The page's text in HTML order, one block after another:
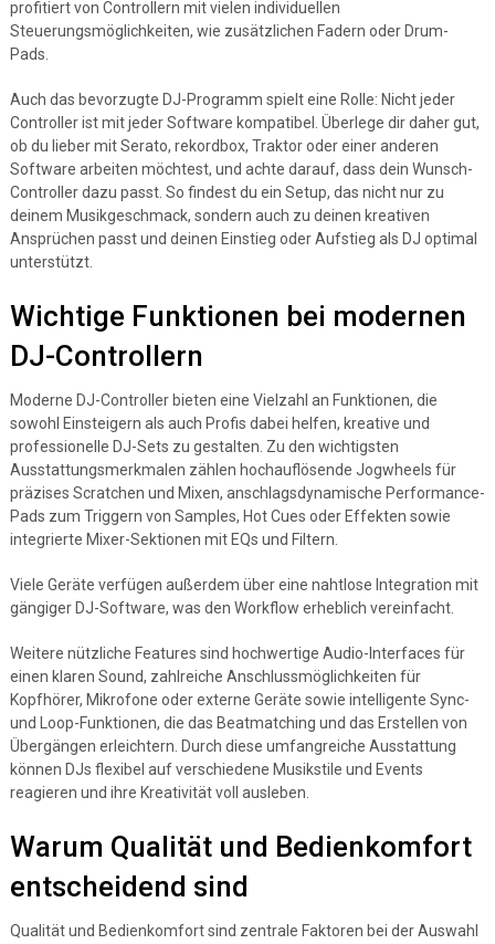
profitiert von Controllern mit vielen individuellen
Steuerungsmöglichkeiten, wie zusätzlichen Fadern oder Drum-
Pads.
Auch das bevorzugte DJ-Programm spielt eine Rolle: Nicht jeder
Controller ist mit jeder Software kompatibel. Überlege dir daher gut,
ob du lieber mit Serato, rekordbox, Traktor oder einer anderen
Software arbeiten möchtest, und achte darauf, dass dein Wunsch-
Controller dazu passt. So findest du ein Setup, das nicht nur zu
deinem Musikgeschmack, sondern auch zu deinen kreativen
Ansprüchen passt und deinen Einstieg oder Aufstieg als DJ optimal
unterstützt.
Wichtige Funktionen bei modernen
DJ-Controllern
Moderne DJ-Controller bieten eine Vielzahl an Funktionen, die
sowohl Einsteigern als auch Profis dabei helfen, kreative und
professionelle DJ-Sets zu gestalten. Zu den wichtigsten
Ausstattungsmerkmalen zählen hochauflösende Jogwheels für
präzises Scratchen und Mixen, anschlagsdynamische Performance-
Pads zum Triggern von Samples, Hot Cues oder Effekten sowie
integrierte Mixer-Sektionen mit EQs und Filtern.
Viele Geräte verfügen außerdem über eine nahtlose Integration mit
gängiger DJ-Software, was den Workflow erheblich vereinfacht.
Weitere nützliche Features sind hochwertige Audio-Interfaces für
einen klaren Sound, zahlreiche Anschlussmöglichkeiten für
Kopfhörer, Mikrofone oder externe Geräte sowie intelligente Sync-
und Loop-Funktionen, die das Beatmatching und das Erstellen von
Übergängen erleichtern. Durch diese umfangreiche Ausstattung
können DJs flexibel auf verschiedene Musikstile und Events
reagieren und ihre Kreativität voll ausleben.
Warum Qualität und Bedienkomfort
entscheidend sind
Qualität und Bedienkomfort sind zentrale Faktoren bei der Auswahl